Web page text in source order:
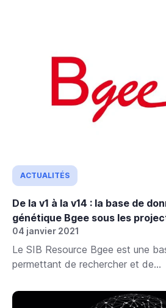
ACTUALITÉS
De la v1 à la v14 : la base de
génétique Bgee sous les
04 janvier 2021
Le SIB Resource Bgee est une
permettant de rechercher et de...